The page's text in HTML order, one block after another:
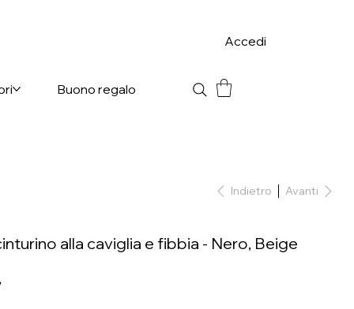
Buono regalo
Accedi
Indietro Avanti
alla caviglia e fibbia - Nero, Beige